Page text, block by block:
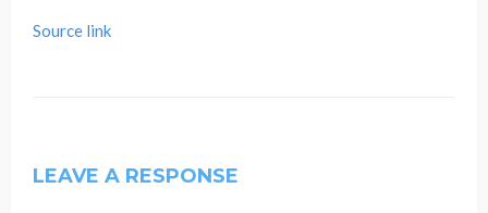
Source link
LEAVE A RESPONSE